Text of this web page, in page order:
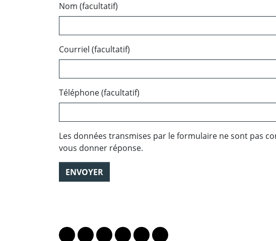
Nom (facultatif)
Courriel (facultatif)
Téléphone (facultatif)
Les données transmises par le formulaire ne sont pas
vous donner réponse.
ENVOYER